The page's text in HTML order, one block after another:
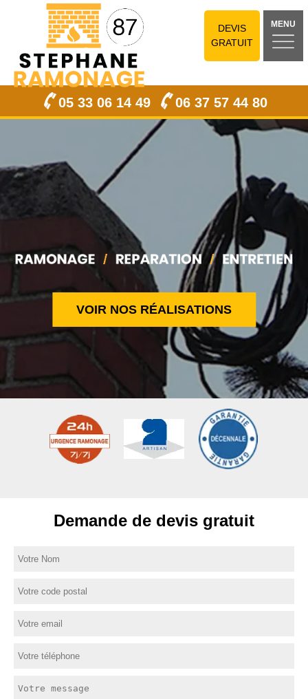
DEVIS
GRATUIT
MENU
05 33 06 14 49 06 37 57 44 80
VOIR NOS RÉALISATIONS
Demande de devis gratuit